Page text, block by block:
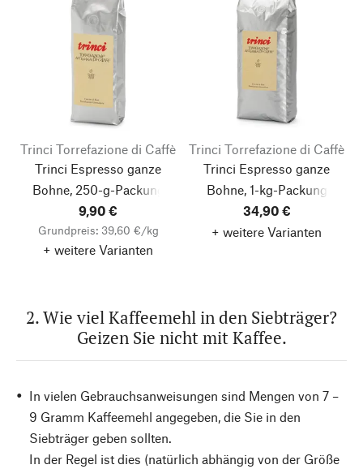
Trinci Torrefazione di Caffè
Trinci Espresso ganze
Bohne, 250-g-Packung
9,90 €
Grundpreis: 39,60 €/kg
+ weitere Varianten
Trinci Torrefazione di Caffè
Trinci Espresso ganze
Bohne, 1-kg-Packung
34,90 €
+ weitere Varianten
2. Wie viel Kaffeemehl in den Siebträger?
Geizen Sie nicht mit Kaffee.
In vielen Gebrauchsanweisungen sind Mengen von 7 –
9 Gramm Kaffeemehl angegeben, die Sie in den
Siebträger geben sollten.
In der Regel ist dies (natürlich abhängig von der Größe